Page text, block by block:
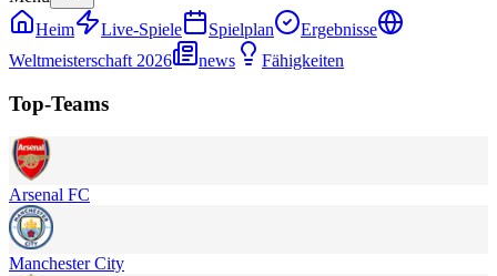
Heim
Live-Spiele Spielplan
Ergebnisse
Weltmeisterschaft 2026
news Fähigkeiten
Top-Teams
Arsenal FC
Manchester City